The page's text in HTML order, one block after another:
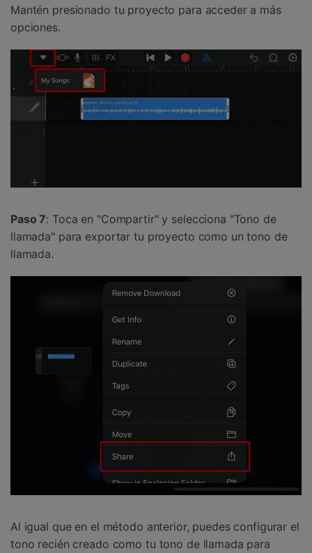
Mantén presionado tu proyecto para acceder a más
opciones.
Paso 7: Toca en "Compartir" y selecciona "Tono de
llamada" para exportar tu proyecto como un tono de
llamada.
Al igual que en el método anterior, puedes configurar el
tono recién creado como tu tono de llamada para